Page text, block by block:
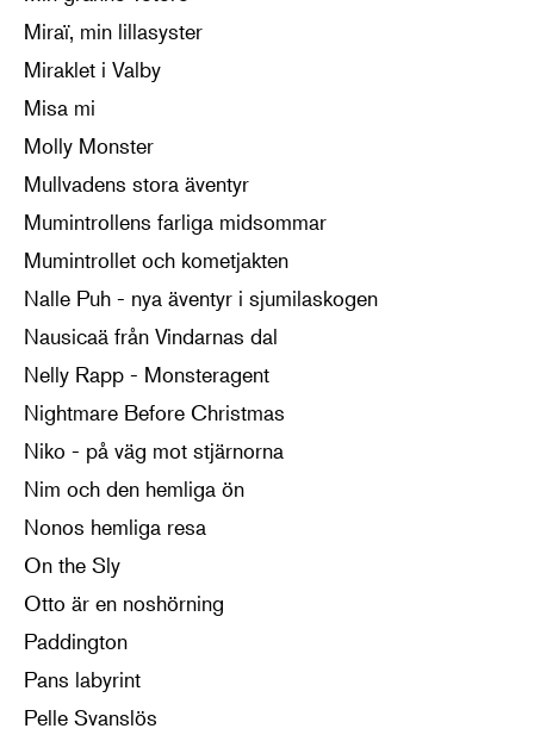
Miraï, min lillasyster
Miraklet i Valby
Misa mi
Molly Monster
Mullvadens stora äventyr
Mumintrollens farliga midsommar
Mumintrollet och kometjakten
Nalle Puh - nya äventyr i sjumilaskogen
Nausicaä från Vindarnas dal
Nelly Rapp - Monsteragent
Nightmare Before Christmas
Niko - på väg mot stjärnorna
Nim och den hemliga ön
Nonos hemliga resa
On the Sly
Otto är en noshörning
Paddington
Pans labyrint
Pelle Svanslös